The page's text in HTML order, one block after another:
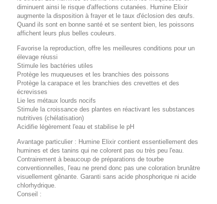
diminuent ainsi le risque d'affections cutanées. Humine Elixir
augmente la disposition à frayer et le taux d'éclosion des œufs.
Quand ils sont en bonne santé et se sentent bien, les poissons
affichent leurs plus belles couleurs.
Favorise la reproduction, offre les meilleures conditions pour un
élevage réussi
Stimule les bactéries utiles
Protège les muqueuses et les branchies des poissons
Protège la carapace et les branchies des crevettes et des
écrevisses
Lie les métaux lourds nocifs
Stimule la croissance des plantes en réactivant les substances
nutritives (chélatisation)
Acidifie légèrement l'eau et stabilise le pH
Avantage particulier : Humine Elixir contient essentiellement des
humines et des tanins qui ne colorent pas ou très peu l'eau.
Contrairement à beaucoup de préparations de tourbe
conventionnelles, l'eau ne prend donc pas une coloration brunâtre
visuellement gênante. Garanti sans acide phosphorique ni acide
chlorhydrique.
Conseil :